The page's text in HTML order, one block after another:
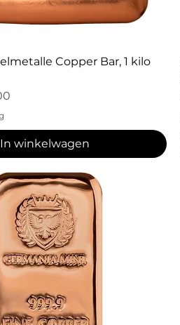
Snel overzichtCopper Bar, 1 kilo
In winkelwagen